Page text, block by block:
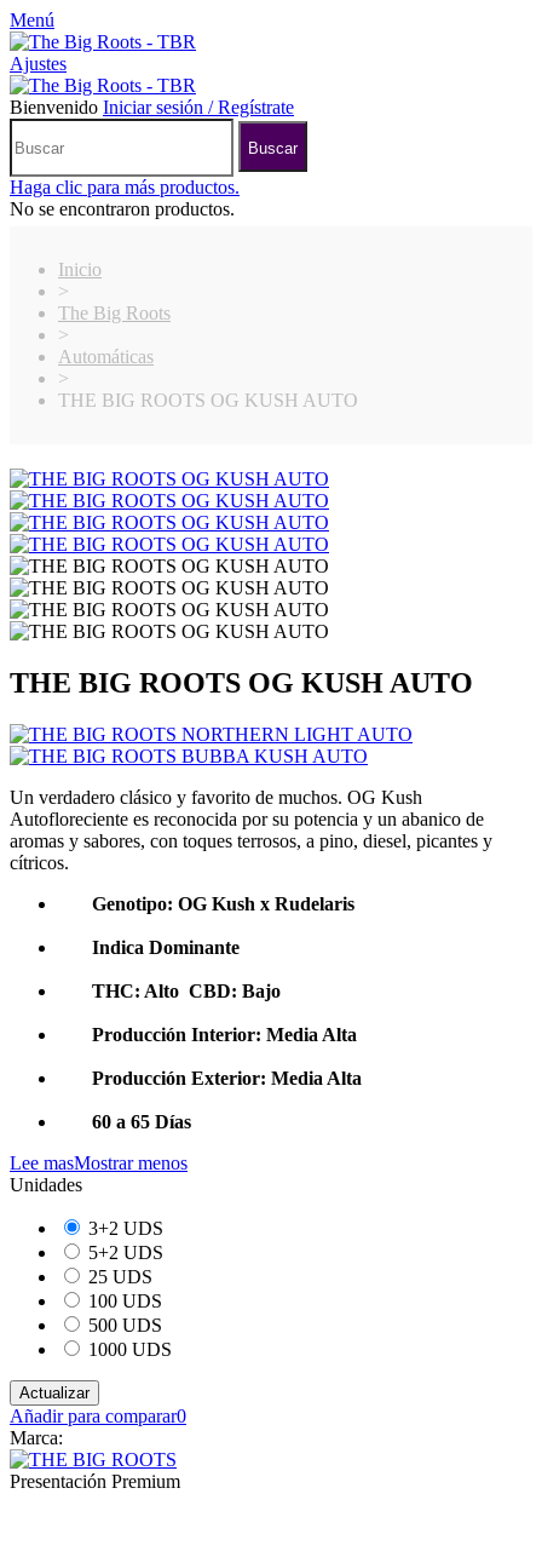
Menú
Ajustes
Bienvenido Iniciar sesión / Regístrate
Buscar
Haga clic para más productos.
No se encontraron productos.
Inicio
>
The Big Roots
>
Automáticas
>
THE BIG ROOTS OG KUSH AUTO
THE BIG ROOTS OG KUSH AUTO
Un verdadero clásico y favorito de muchos. OG Kush
Autofloreciente es reconocida por su potencia y un abanico de
aromas y sabores, con toques terrosos, a pino, diesel, picantes y
cítricos.
Genotipo: OG Kush x Rudelaris
Indica Dominante
THC: Alto CBD: Bajo
Producción Interior: Media Alta
Producción Exterior: Media Alta
60 a 65 Días
Lee masMostrar menos
Unidades
3+2 UDS
5+2 UDS
25 UDS
100 UDS
500 UDS
1000 UDS
Añadir para comparar0
Marca:
Presentación Premium